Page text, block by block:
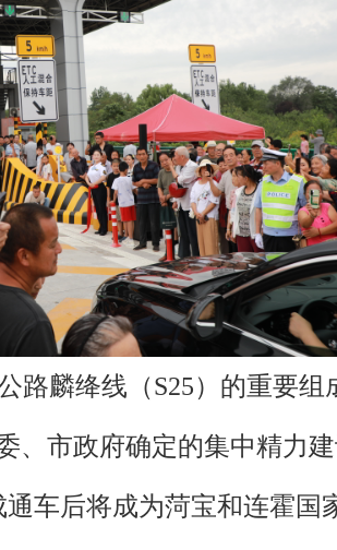
路麟绛线（S25）的重要组
、市政府确定的集中精力
车后将成为菏宝和连霍国